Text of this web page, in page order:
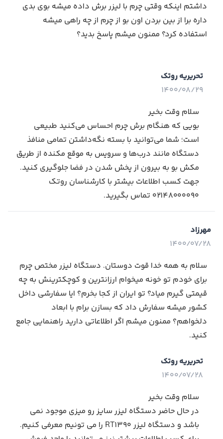
داشتم اینکه وقتی چرم با لیزر برش داده میشه بوی بدی
داره برا از بین بردن اون بو از چرم از چه راهی میشه
استفاده کرد؟ ممنون میشم پاسخ بدید؟
تحریریه روتک
1400/08/29
سلام وقت بخیر
بویی که هنگام برش چرم احساس می‌کنید طبیعی
است؛ شما می‌توانید با بسته نگه‌داشتن تمامی منافذ
دستگاه مانند درب‌ها و سرویس به موقع مکنده از طریق
مکش بو به بیرون از پخش شدن در فضا جلوگیری کنید.
جهت کسب اطلاعات بیشتر با کارشناسان روتک
02148000090 تماس بگیرید.
مهرزاد
1400/07/28
سلام به همه خدا قوت دوستان. دستگاه لیزر مختص چرم
برای خودم تو خونه میخوام ارزانترین و کوچکترینش به چه
قیمتی گیرم میاد؟ تو ایران از کجا بخرم؟ ایا سفارشی داخل
کشور میشه سفارش داد که بسازن برام با ابعاد
دلخواهم؟ ممنون میشم اگر اطلاعاتی دارید راهنمایی جامع
کنید.
تحریریه روتک
1400/07/28
سلام وقت بخیر
در حال حاضر دستگاه لیزر سایز رو میزی موجود نمی
باشد و دستگاه لیزر RT1390
را می تونیم معرفی کنیم.